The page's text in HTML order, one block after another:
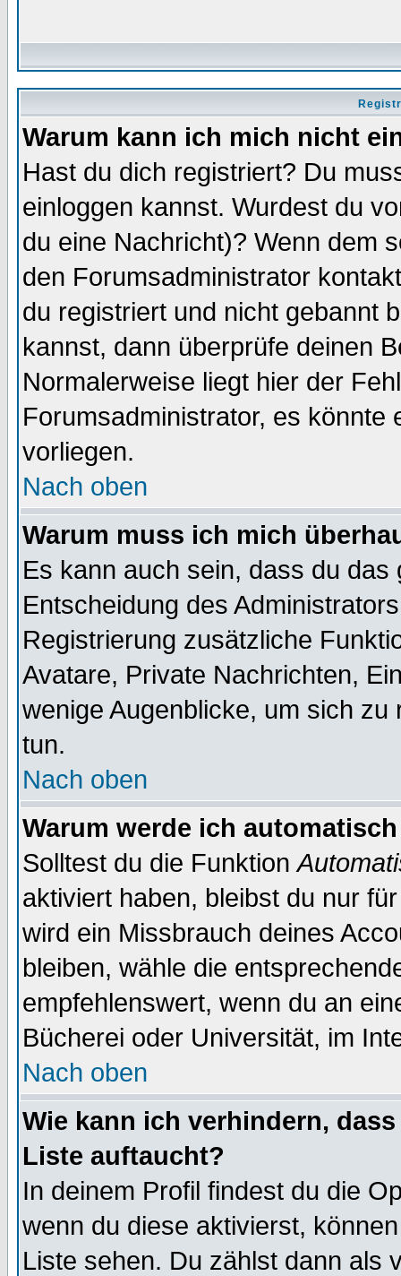
Warum kann ich mich nicht
Hast du dich registriert? Du
einloggen kannst. Wurdest du
du eine Nachricht)? Wenn dem
den Forumsadministrator
du registriert und nicht gebannt
kannst, dann überprüfe deinen
Normalerweise liegt hier der
Forumsadministrator, es könnte
vorliegen.
Nach oben
Warum muss ich mich
Es kann auch sein, dass du
Entscheidung des
Registrierung zusätzliche
Avatare, Private Nachrichten,
wenige Augenblicke, um sich
tun.
Nach oben
Warum werde ich
Solltest du die Funktion
aktiviert haben, bleibst du nur
wird ein Missbrauch deines
bleiben, wähle die
empfehlenswert, wenn du an
Bücherei oder Universität, im
Nach oben
Wie kann ich verhindern,
Liste auftaucht?
In deinem Profil findest du die
wenn du diese aktivierst,
Liste sehen. Du zählst dann als